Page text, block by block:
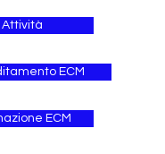
Attività
ECM
ECM